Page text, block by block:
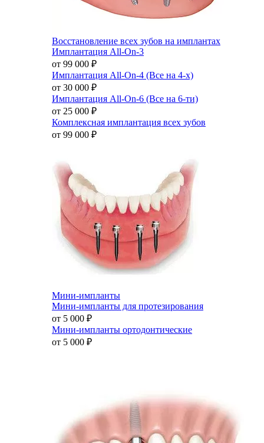
Восстановление всех зубов на имплантах
Имплантация All-On-3
от 99 000 ₽
Имплантация All-On-4 (Все на 4-х)
от 30 000 ₽
Имплантация All-On-6 (Все на 6-ти)
от 25 000 ₽
Комплексная имплантация всех зубов
от 99 000 ₽
Мини-импланты
Мини-импланты для протезирования
от 5 000 ₽
Мини-импланты ортодонтические
от 5 000 ₽